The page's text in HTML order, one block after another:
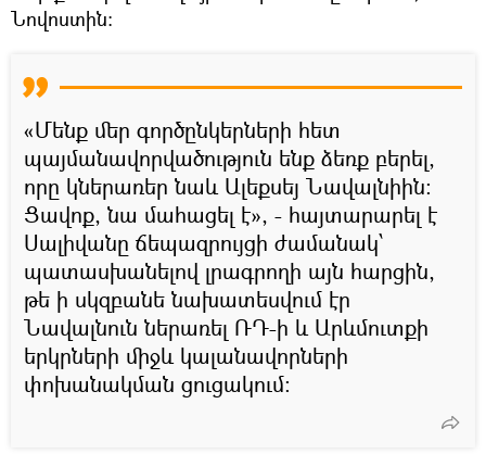
Նովոստին։
«Մենք մեր գործընկերների հետ
պայմանավորվածություն ենք ձեռք բերել,
որը կներառեր նաև Ալեքսեյ Նավալնիին։
Ցավոք, նա մահացել է», - հայտարարել է
Սալիվանը ճեպազրույցի ժամանակ՝
պատասխանելով լրագրողի այն հարցին,
թե ի սկզբանե նախատեսվում էր
Նավալնուն ներառել ՌԴ-ի և Արևմուտքի
երկրների միջև կալանավորների
փոխանակման ցուցակում։